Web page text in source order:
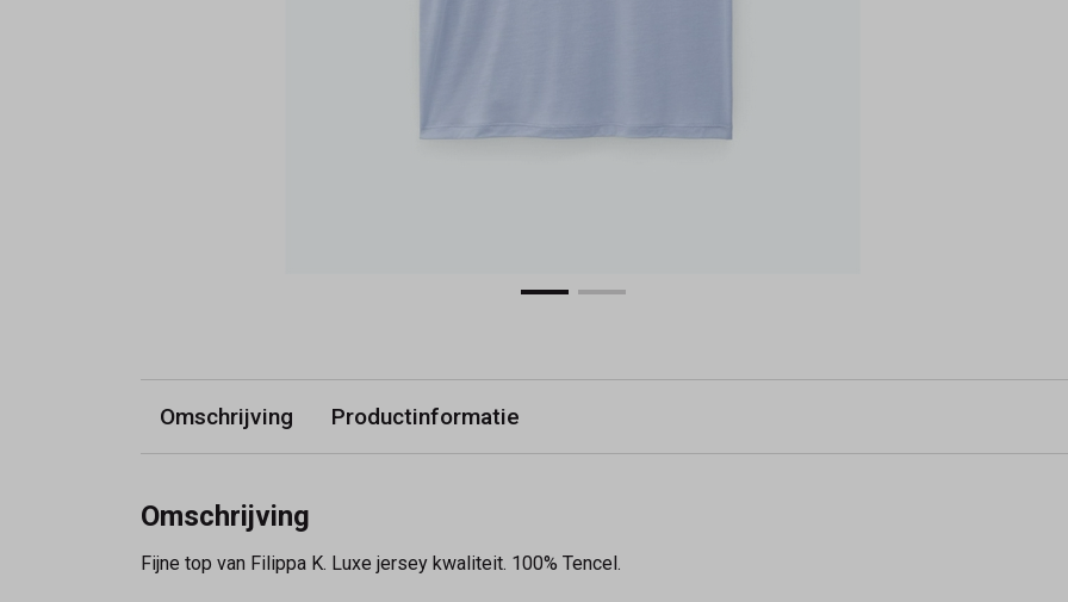
Omschrijving Productinformatie
Omschrijving
Fijne top van Filippa K. Luxe jersey kwaliteit. 100% Tencel.